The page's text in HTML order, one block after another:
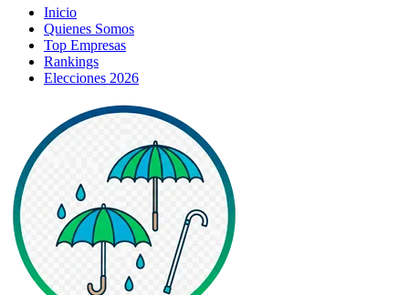
Inicio
Quienes Somos
Top Empresas
Rankings
Elecciones 2026